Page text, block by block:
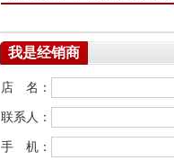
我是经销商
店 名：
联系人：
手 机：